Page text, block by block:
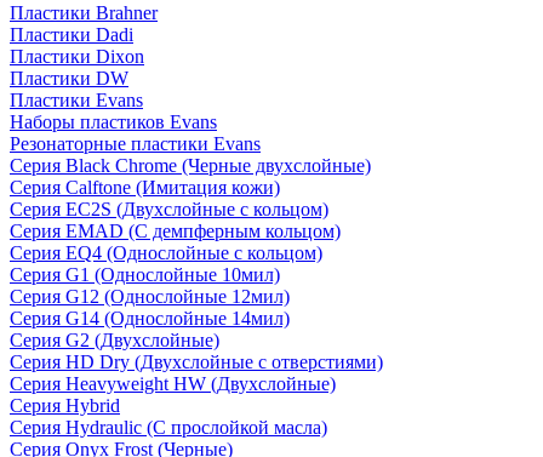
Пластики Brahner
Пластики Dadi
Пластики Dixon
Пластики DW
Пластики Evans
Наборы пластиков Evans
Резонаторные пластики Evans
Серия Black Chrome (Черные двухслойные)
Серия Calftone (Имитация кожи)
Серия EC2S (Двухслойные с кольцом)
Серия EMAD (С демпферным кольцом)
Серия EQ4 (Однослойные с кольцом)
Серия G1 (Однослойные 10мил)
Серия G12 (Однослойные 12мил)
Серия G14 (Однослойные 14мил)
Серия G2 (Двухслойные)
Серия HD Dry (Двухслойные с отверстиями)
Серия Heavyweight HW (Двухслойные)
Серия Hybrid
Серия Hydraulic (С прослойкой масла)
Серия Onyx Frost (Черные)